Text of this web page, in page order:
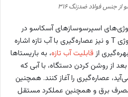
از جنس فولاد ضدزنگ ۳۱۶
اسپرسوسازهای آسکاسو در
یادداشت‌های پیشین به تکنولوژی T و نیز عصاره‌گیری با آب تازه اشاره
ازقابلیت آب تازه، به باریستاها
از روشن کردن دستگاه، با آبی که
عصاره‌گیری را آغاز کنند. همچنین
برق و همچنین عملکرد مستقل